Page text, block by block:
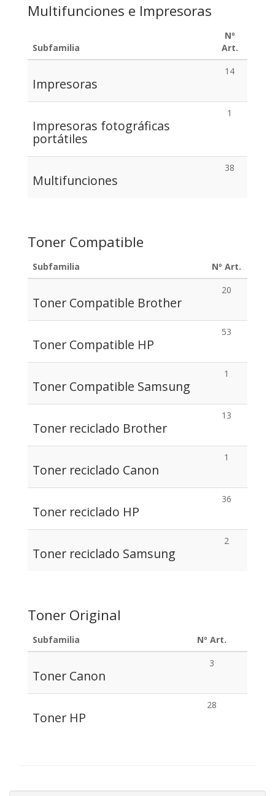
Multifunciones e Impresoras
Subfamilia
Nº
Art.
Impresoras
14
Impresoras fotográficas
portátiles
1
Multifunciones
38
Toner Compatible
Subfamilia Nº Art.
Toner Compatible Brother
20
Toner Compatible HP
53
Toner Compatible Samsung
1
Toner reciclado Brother
13
Toner reciclado Canon
1
Toner reciclado HP
36
Toner reciclado Samsung
2
Toner Original
Subfamilia Nº Art.
Toner Canon
3
Toner HP
28